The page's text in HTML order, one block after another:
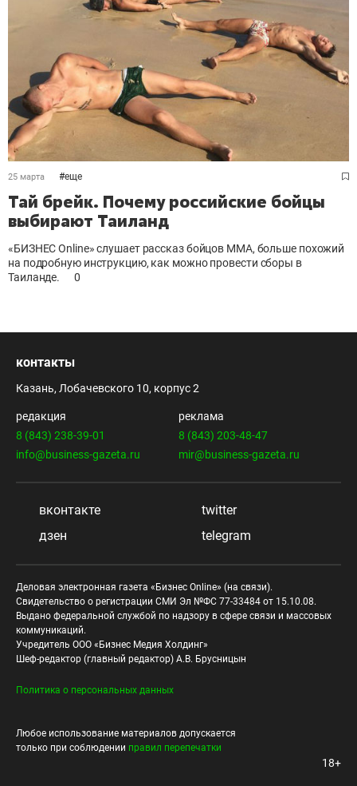
25 марта #еще
Тай брейк. Почему российские бойцы
выбирают Таиланд
«БИЗНЕС Online» слушает рассказ бойцов ММА, больше похожий
на подробную инструкцию, как можно провести сборы в
Таиланде.
0
контакты
Казань, Лобачевского 10, корпус 2
редакция
8 (843) 238-39-01
info@business-gazeta.ru
реклама
8 (843) 203-48-47
mir@business-gazeta.ru
вконтакте
twitter
дзен
telegram
Деловая электронная газета «Бизнес Online» (на связи).
Свидетельство о регистрации СМИ Эл №ФС 77-33484 от 15.10.08.
Выдано федеральной службой по надзору в сфере связи и массовых
коммуникаций.
Учредитель ООО «Бизнес Медия Холдинг»
Шеф-редактор (главный редактор) А.В. Брусницын
Политика о персональных данных
Любое использование материалов допускается
только при соблюдении правил перепечатки
18+